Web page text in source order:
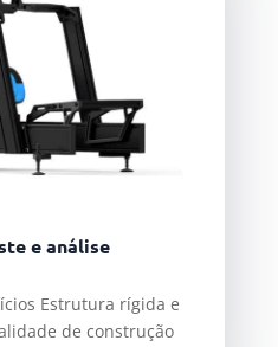
e análise
Estrutura rígida e
de construção